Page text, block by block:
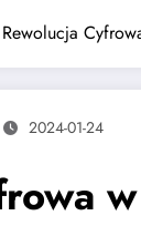
Rewolucja
2024-01-24